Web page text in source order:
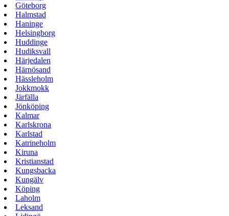
Göteborg
Halmstad
Haninge
Helsingborg
Huddinge
Hudiksvall
Härjedalen
Härnösand
Hässleholm
Jokkmokk
Järfälla
Jönköping
Kalmar
Karlskrona
Karlstad
Katrineholm
Kiruna
Kristianstad
Kungsbacka
Kungälv
Köping
Laholm
Leksand